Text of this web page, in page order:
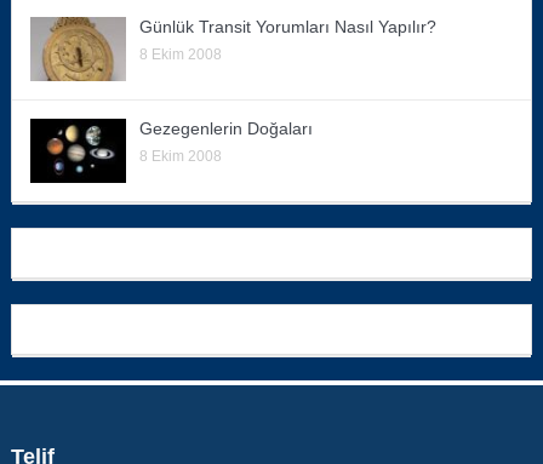
Günlük Transit Yorumları Nasıl Yapılır?
8 Ekim 2008
Gezegenlerin Doğaları
8 Ekim 2008
Telif